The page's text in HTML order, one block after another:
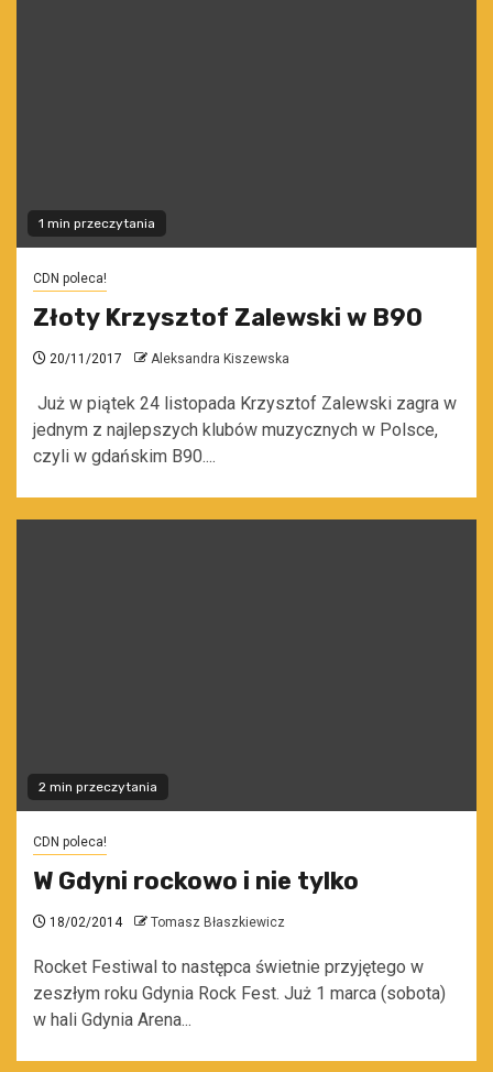
1 min przeczytania
CDN poleca!
Złoty Krzysztof Zalewski w B90
20/11/2017 Aleksandra Kiszewska
Już w piątek 24 listopada Krzysztof Zalewski zagra w
jednym z najlepszych klubów muzycznych w Polsce,
czyli w gdańskim B90....
2 min przeczytania
CDN poleca!
W Gdyni rockowo i nie tylko
18/02/2014 Tomasz Błaszkiewicz
Rocket Festiwal to następca świetnie przyjętego w
zeszłym roku Gdynia Rock Fest. Już 1 marca (sobota)
w hali Gdynia Arena...